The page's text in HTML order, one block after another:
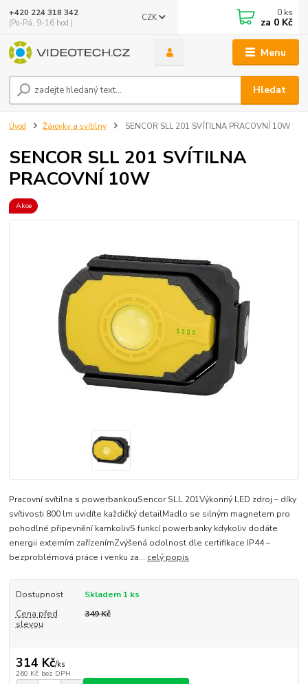
Menu
CZK
Hledat
+420 224 318 342
(Po-Pá, 9-16 hod.)
0 ks
za 0 Kč
Úvod Žárovky a svítilny SENCOR SLL 201 SVÍTILNA PRACOVNÍ 10W
SENCOR SLL 201 SVÍTILNA
PRACOVNÍ 10W
Akce
Pracovní svítilna s powerbankouSencor SLL 201Výkonný LED zdroj – díky
svítivosti 800 lm uvidíte každičký detailMadlo se silným magnetem pro
pohodlné připevnění kamkolivS funkcí powerbanky kdykoliv dodáte
energii externím zařízenímZvýšená odolnost dle certifikace IP44 –
bezproblémová práce i venku za... celý popis
Dostupnost
Skladem 1 ks
Cena před
slevou
349 Kč
314 Kč/ks
260 Kč bez DPH